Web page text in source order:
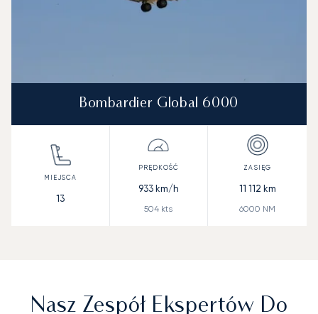
Bombardier Global 6000
13
933km/h
504 kts
11 112 km
6000 NM
Nasz Zespół Ekspertów Do